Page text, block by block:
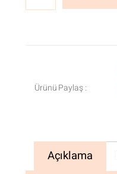
Ürünü Paylaş :
Açıklama